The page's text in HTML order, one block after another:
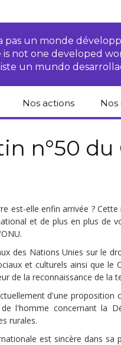
a pas un monde
is not one developed
un mundo
Nos actions
paysan.nes
environnementale
Droit au
développement
Par pays
Déclarations à l’ONU
Nos
du
n°50
est-elle enfin arrivée ?
et de plus en plus de
des Nations Unies sur le
et culturels ainsi que
de la reconnaissance de la
d'une proposition
l'homme concernant la
rurales.
est sincère dans